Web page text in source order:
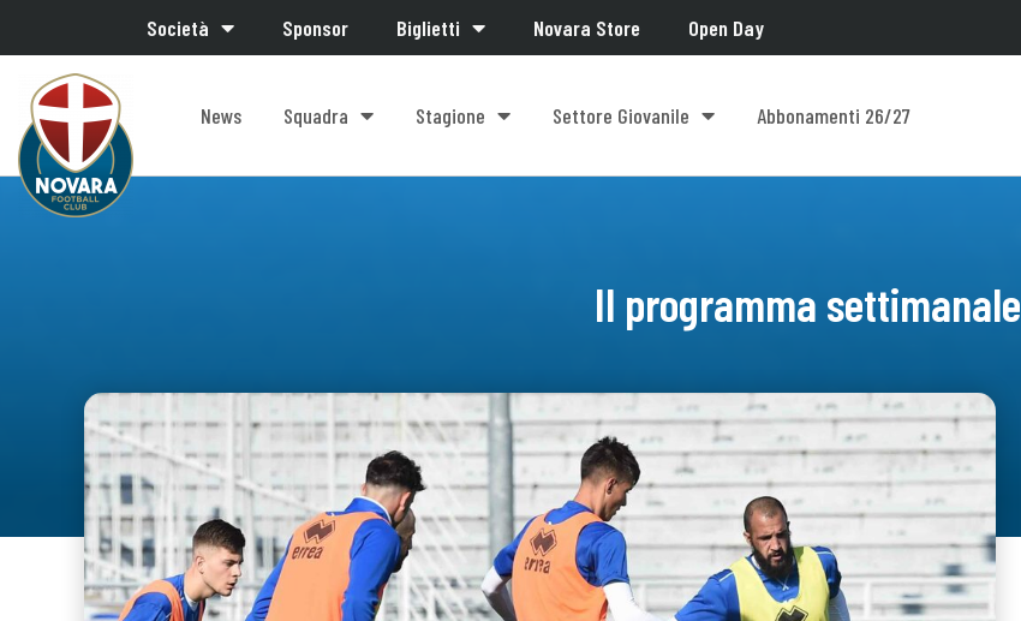
Società Sponsor Biglietti Novara Store Open Day
News Squadra Stagione Settore Giovanile Abbonamenti 26/27
Il programma settimanale